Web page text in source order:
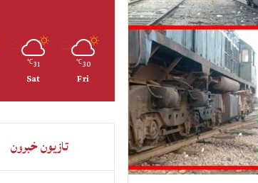
30
℃
Fri
31
℃
Sat
تازيون خبرون